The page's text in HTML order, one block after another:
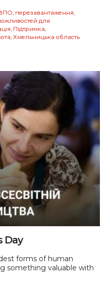
, перезавантаження,
для
, Підтримка,
, Хмельницька область
Day
forms of human
something valuable with